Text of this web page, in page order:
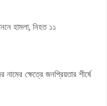
হামলা, নিহত ১১
ক্ষেত্রে জনপ্রিয়তার শীর্ষে